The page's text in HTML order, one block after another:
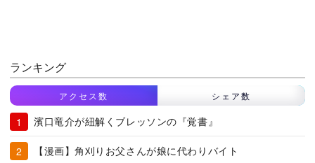
ランキング
アクセス数 シェア数
濱口竜介が紐解くブレッソンの『覚書』
【漫画】角刈りお父さんが娘に代わりバイト